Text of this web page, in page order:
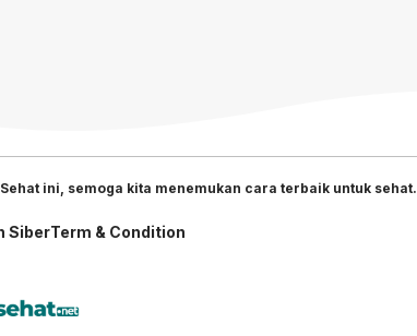
ini, semoga kita menemukan cara terbaik untuk sehat.
SiberTerm & Condition